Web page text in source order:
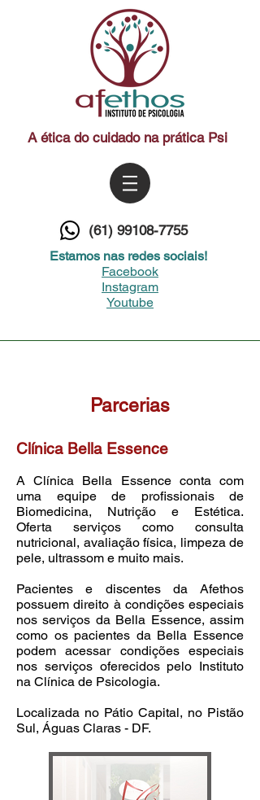
A ética do cuidado na prática Psi
(61) 99108-7755
Estamos nas redes sociais!
Facebook
Instagram
Youtube
Parcerias
Clínica Bella Essence
A Clínica Bella Essence conta com
uma equipe de profissionais de
Biomedicina, Nutrição e Estética.
Oferta serviços como consulta
nutricional, avaliação física, limpeza de
pele, ultrassom e muito mais.
Pacientes e discentes da Afethos
possuemdireito à condições especiais
nos serviços da Bella Essence, assim
como os pacientes da Bella Essence
podem acessar condições especiais
nos serviços oferecidos pelo Instituto
na Clínica de Psicologia.
Localizada no Pátio Capital, no Pistão
Sul, Águas Claras - DF.